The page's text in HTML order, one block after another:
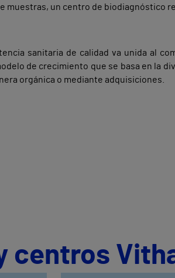
muestras, un centro de biodiagnóstico
sanitaria de calidad va unida al
de crecimiento que se basa en la
orgánica o mediante adquisiciones.
centros